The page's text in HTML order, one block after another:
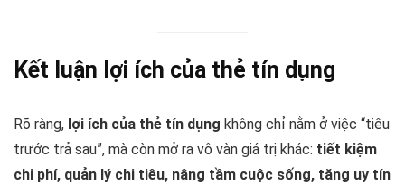
Kết luận lợi ích của thẻ tín dụng
Rõ ràng, lợi ích của thẻ tín dụng không chỉ nằm ở việc “tiêu
trước trả sau”, mà còn mở ra vô vàn giá trị khác: tiết kiệm
chi phí, quản lý chi tiêu, nâng tầm cuộc sống, tăng uy tín